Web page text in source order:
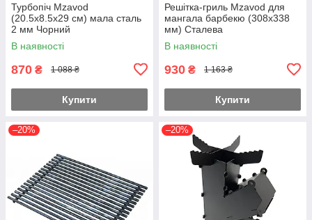
Турбопіч Mzavod
(20.5х8.5х29 см) мала сталь
2 мм Чорний
В наявності
870 ₴ 1 088 ₴
Купити
Решітка-гриль Mzavod для
мангала барбекю (308х338
мм) Сталева
В наявності
930 ₴ 1 163 ₴
Купити
–20% –20%